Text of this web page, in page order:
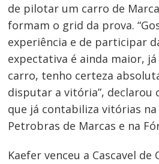
de pilotar um carro de
formam o grid da prova.
experiência e de participar
expectativa é ainda maior,
carro, tenho certeza
disputar a vitória”, declarou
que já contabiliza vitórias na
Petrobras de Marcas e na
Kaefer venceu a Cascavel de
Navegação
de
Post